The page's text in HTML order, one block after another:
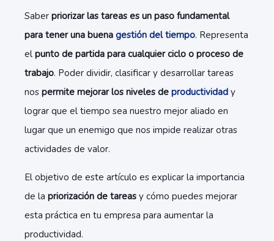
Saber priorizar las tareas es un paso fundamental
para tener una buena gestión del tiempo. Representa
el punto de partida para cualquier ciclo o proceso de
trabajo. Poder dividir, clasificar y desarrollar tareas
nos permite mejorar los niveles de productividad y
lograr que el tiempo sea nuestro mejor aliado en
lugar que un enemigo que nos impide realizar otras
actividades de valor.
El objetivo de este artículo es explicar la importancia
de la priorización de tareas y cómo puedes mejorar
esta práctica en tu empresa para aumentar la
productividad.